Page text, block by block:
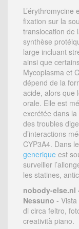
fixation sur la
translocation de
synthèse
large incluant
ainsi que
Mycoplasma et
dépend de la
acide, alors que
orale. Elle est
excrétée dans
des troubles
d’interactions
CYP3A4. Dans
generique est
surveiller
les statines,
nobody-else.nl
Nessuno -
di circa feltro,
creatività piano.